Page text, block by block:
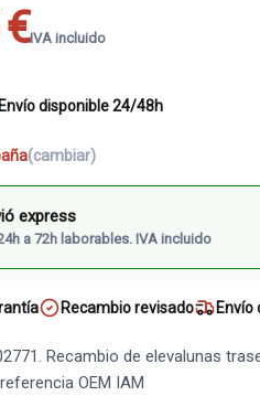
IVA incluido
Envío disponible 24/48h
(cambiar)
express
a 72h laborables. IVA incluido
Recambio revisado Envío
Recambio de elevalunas
OEM IAM